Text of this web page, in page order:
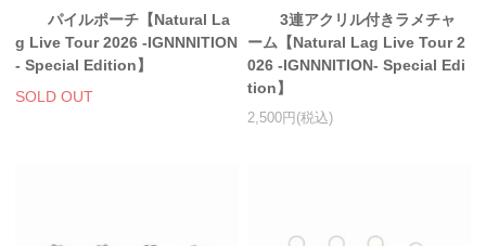
パイルポーチ【Natural La
g Live Tour 2026 -IGNNNITION
- Special Edition】
SOLD OUT
3連アクリル付きラメチャ
ーム【Natural Lag Live Tour 2
026 -IGNNNITION- Special Edi
tion】
2,500円(税込)